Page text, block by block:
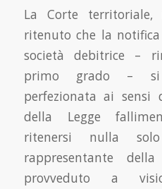
La Corte territoriale,
ritenuto che la notifica
società debitrice –
primo grado – si
perfezionata ai sensi
della Legge
ritenersi nulla
rappresentante
provveduto a